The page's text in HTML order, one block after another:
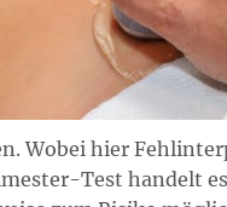
Wobei hier
Test handelt